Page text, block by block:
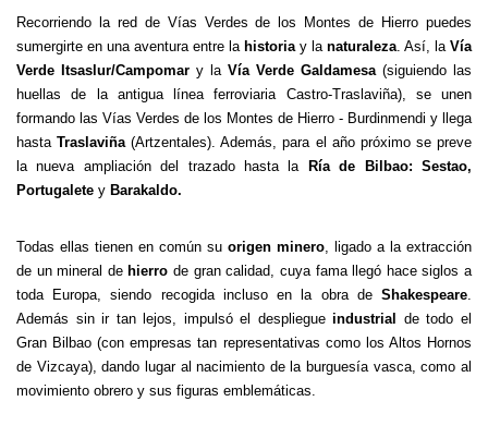
Recorriendo la red de Vías Verdes de los Montes de Hierro puedes
sumergirte en una aventura entre la historiay la naturaleza. Así, la Vía
Verde Itsaslur/Campomar y la Vía Verde Galdamesa(siguiendo las
huellas de la antigua línea ferroviaria Castro-Traslaviña), se unen
formando las Vías Verdes de los Montes de Hierro - Burdinmendi y llega
hastaTraslaviña(Artzentales). Además, para el año próximo se preve
la nueva ampliación del trazado hasta la
Ría de Bilbao: Sestao,
Portugalete y Barakaldo.
Todas ellas tienen en común su origen minero, ligado a la extracción
de un mineral de hierro de gran calidad, cuya fama llegó hace siglos a
toda Europa, siendo recogida incluso en la obra de Shakespeare.
Además sin ir tan lejos, impulsó el despliegueindustrial
de todo el
Gran Bilbao (con empresas tan representativas como los Altos Hornos
de Vizcaya), dando lugar al nacimiento de la burguesía vasca, como al
movimiento obrero y sus figuras emblemáticas.